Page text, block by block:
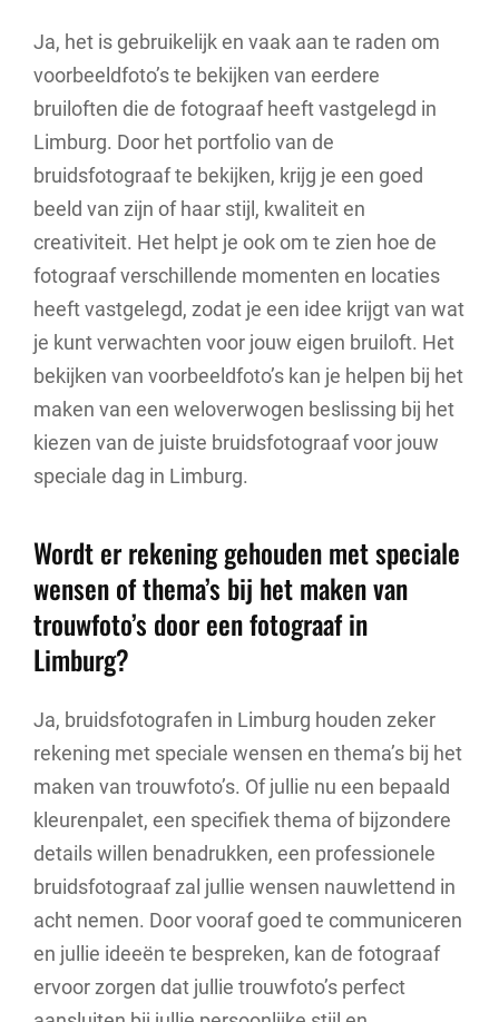
Ja, het is gebruikelijk en vaak aan te raden om
voorbeeldfoto’s te bekijken van eerdere
bruiloften die de fotograaf heeft vastgelegd in
Limburg. Door het portfolio van de
bruidsfotograaf te bekijken, krijg je een goed
beeld van zijn of haar stijl, kwaliteit en
creativiteit. Het helpt je ook om te zien hoe de
fotograaf verschillende momenten en locaties
heeft vastgelegd, zodat je een idee krijgt van wat
je kunt verwachten voor jouw eigen bruiloft. Het
bekijken van voorbeeldfoto’s kan je helpen bij het
maken van een weloverwogen beslissing bij het
kiezen van de juiste bruidsfotograaf voor jouw
speciale dag in Limburg.
Wordt er rekening gehouden met speciale
wensen of thema’s bij het maken van
trouwfoto’s door een fotograaf in
Limburg?
Ja, bruidsfotografen in Limburg houden zeker
rekening met speciale wensen en thema’s bij het
maken van trouwfoto’s. Of jullie nu een bepaald
kleurenpalet, een specifiek thema of bijzondere
details willen benadrukken, een professionele
bruidsfotograaf zal jullie wensen nauwlettend in
acht nemen. Door vooraf goed te communiceren
en jullie ideeën te bespreken, kan de fotograaf
ervoor zorgen dat jullie trouwfoto’s perfect